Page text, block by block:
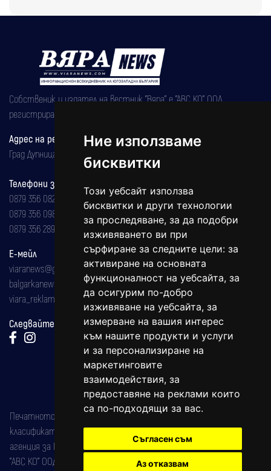
Ние използваме
бисквитки
Този уебсайт използва
бисквитки и други технологии
за проследяване, за да подобри
изживяването ви при
сърфиране за следните цели: за
активиране на основната
функционалност на уебсайта, за
да осигурим по-добро
изживяване на уебсайта, за
измерване на вашия интерес
към нашите продукти и услуги
и за персонализиране на
маркетинговите
взаимодействия, за
предоставяне на реклами които
са по-подходящи за вас.
Съгласен съм
Аз отказвам
Собственик и издател на вестник "Вяра" е "АВС КО" ООД,
регистрирана на 08.05.2002 година.
Адрес на редакцията
Град Дупница, ул.''Христо Ботев" 43
Телефони за реклама и абонаменти
0879 356 082
0879 356 098
0879 356 289
Е-мейл
viaranews@gmail.com
balgarkanews@gmail.com
viara_reklama@mail.bg
Следвайте ни:
Печатното издание на вестника е регистрирано в националния
класификатор на печатните издания (Българска национална
агенция за ISSN) под номер: ISSN 1312-4722.
"АВС КО" ООД е притежател на марката: Вяра информационен